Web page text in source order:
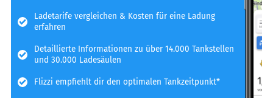
Ladetarife vergleichen & Kosten für eine Ladung
erfahren
Detaillierte Informationen zu über 14.000 Tankstellen
und 30.000 Ladesäulen
Flizzi empfiehlt dir den optimalen Tankzeitpunkt*